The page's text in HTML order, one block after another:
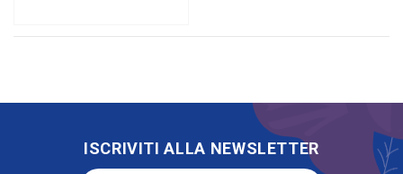
ISCRIVITI ALLA NEWSLETTER